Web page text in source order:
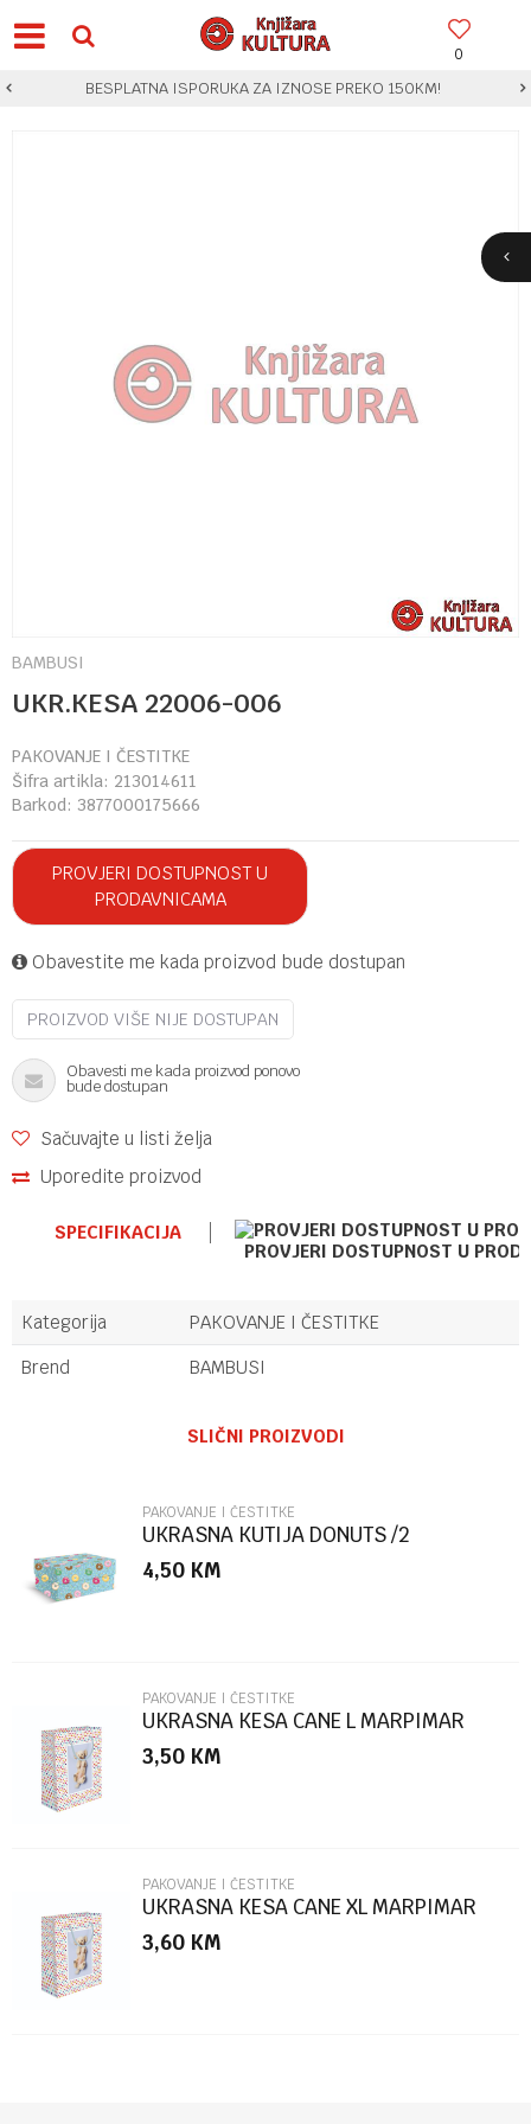
0
BESPLATNA ISPORUKA ZA IZNOSE PREKO 150KM!
BAMBUSI
UKR.KESA 22006-006
PAKOVANJE I ČESTITKE
Šifra artikla: 213014611
Barkod: 3877000175666
PROVJERI DOSTUPNOST U
PRODAVNICAMA
Obavestite me kada proizvod bude dostupan
PROIZVOD VIŠE NIJE DOSTUPAN
Obavesti me kada proizvod ponovo
bude dostupan
Sačuvajte u listi želja
Uporedite proizvod
SPECIFIKACIJA
PROVJERI DOSTUPNOST U
Kategorija
PAKOVANJE I ČESTITKE
Brend
BAMBUSI
Poruka
POŠALJI
SLIČNI PROIZVODI
PAKOVANJE I ČESTITKE
UKRASNA KUTIJA DONUTS /2
MARPIMAR
4,50 KM
PAKOVANJE I ČESTITKE
UKRASNA KESA CANE L MARPIMAR
3,50 KM
PAKOVANJE I ČESTITKE
UKRASNA KESA CANE XL MARPIMAR
3,60 KM